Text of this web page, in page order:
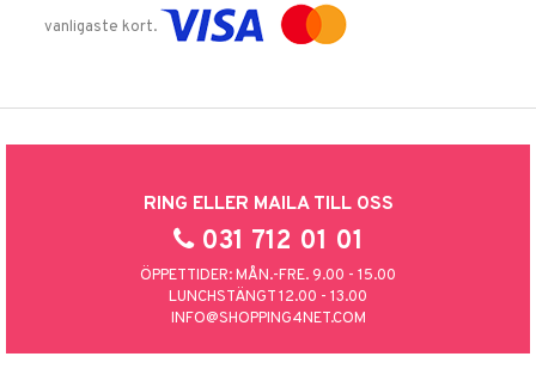
vanligaste kort.
RING ELLER MAILA TILL OSS
031 712 01 01
ÖPPETTIDER: MÅN.-FRE. 9.00 - 15.00
LUNCHSTÄNGT 12.00 - 13.00
INFO@SHOPPING4NET.COM